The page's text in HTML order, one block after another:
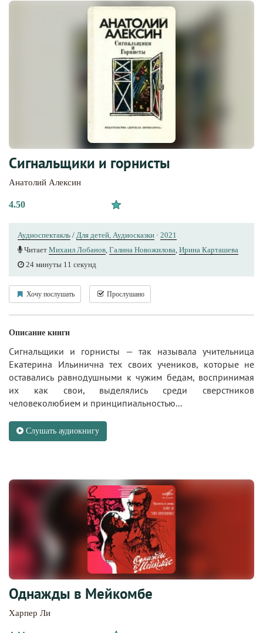
Сигнальщики и горнисты
Анатолий Алексин
4.50
Аудиоспектакль / Для детей, Аудиосказки · 2021
Читает Михаил Лобанов Галина Новожилова Ирина Карташева
24 минуты 11 секунд
Хочу послушать Прослушано
Описание книги
Сигнальщики и горнисты — так называла учительница
Екатерина Ильинична тех своих учеников, которые не
оставались равнодушными к чужим бедам, воспринимая
их как свои, выделялись среди сверстников
человеколюбием и принципиальностью...
Слушать аудиокнигу
Однажды в Мейкомбе
Харпер Ли